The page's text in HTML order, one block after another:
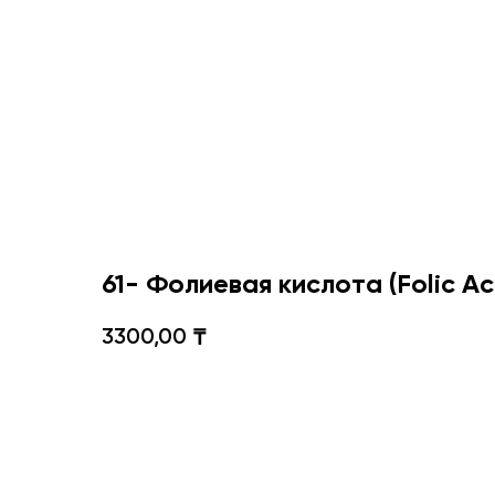
61- Фолиевая кислота (Folic
3300,00 ₸